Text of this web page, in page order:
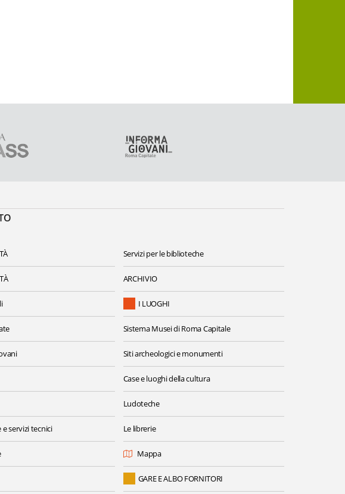
servizi tecnici
Servizi per le biblioteche
ARCHIVIO
I LUOGHI
Sistema Musei di Roma Capitale
Siti archeologici e monumenti
Case e luoghi della cultura
Ludoteche
Le librerie
Mappa
GARE E ALBO FORNITORI